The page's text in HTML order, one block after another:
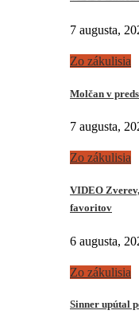
7 augusta,
Zo zákulisia
Molčan v
7 augusta,
Zo zákulisia
VIDEO
favoritov
6 augusta,
Zo zákulisia
Sinner upútal